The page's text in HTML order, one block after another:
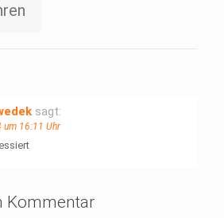
sagt:
um 16:11 Uhr
Kommentar